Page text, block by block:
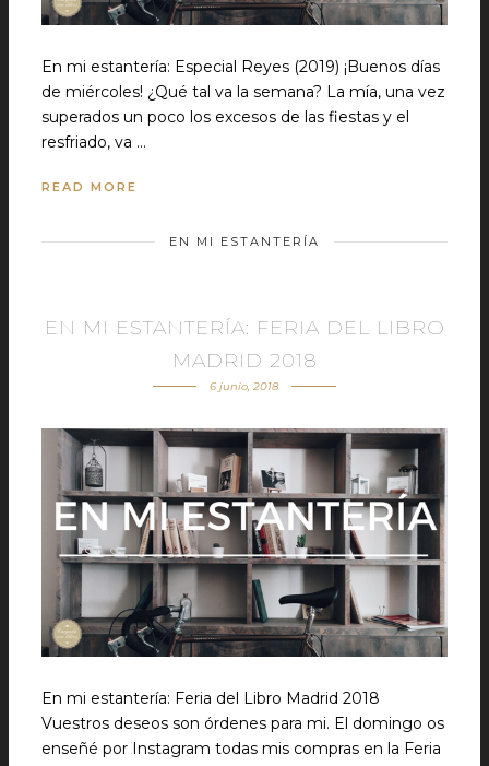
En mi estantería: Especial Reyes (2019) ¡Buenos días
de miércoles! ¿Qué tal va la semana? La mía, una vez
superados un poco los excesos de las fiestas y el
resfriado, va …
READ MORE
EN MI ESTANTERÍA
EN MI ESTANTERÍA: FERIA DEL LIBRO
MADRID 2018
6 junio, 2018
En mi estantería: Feria del Libro Madrid 2018
Vuestros deseos son órdenes para mi. El domingo os
enseñé por Instagram todas mis compras en la Feria